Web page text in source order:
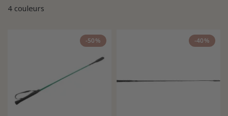
4 couleurs
-50% -40%